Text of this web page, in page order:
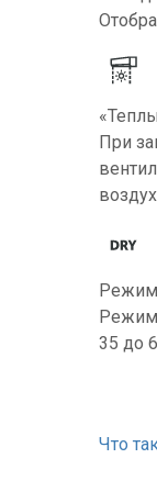
При
Режим
35 до
Что